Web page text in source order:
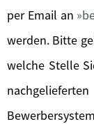
per Email an
werden. Bitte
welche Stelle